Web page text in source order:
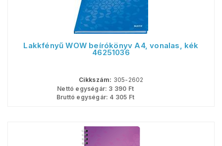
Lakkfényű WOW beírókönyv A4, vonalas, kék
46251036
Cikkszám: 305-2602
Nettó egységár: 3 390 Ft
Bruttó egységár: 4 305 Ft